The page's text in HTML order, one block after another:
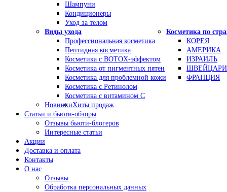
Шампуни
Кондиционеры
Уход за телом
Виды ухода
Профессиональная косметика
Пептидная косметика
Косметика с BOTOX-эффектом
Косметика от пигментных пятен
Косметика для проблемной кожи
Косметика с Ретинолом
Косметика с витамином С
Косметика по
КОРЕЯ
АМЕРИКА
ИЗРАИЛЬ
ФРАНЦИЯ
НовинкиХиты продаж
Статьи и бьюти-обзоры
Отзывы бьюти-блогеров
Интересные статьи
Акции
Доставка и оплата
Контакты
О нас
Отзывы
Обработка персональных данных